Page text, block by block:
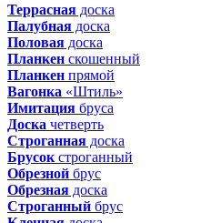
Террасная доска
Палубная доска
Половая доска
Планкен скошенный
Планкен прямой
Вагонка «Штиль»
Имитация бруса
Доска четверть
Строганная доска
Брусок строганный
Обрезной брус
Обрезная доска
Строганный брус